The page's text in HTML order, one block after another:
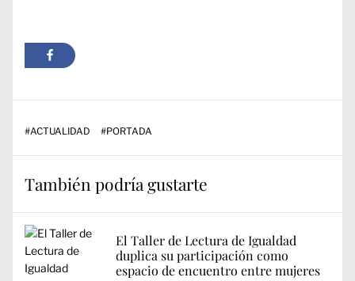
#ACTUALIDAD #PORTADA
También podría gustarte
El Taller de Lectura de Igualdad
duplica su participación como
espacio de encuentro entre mujeres